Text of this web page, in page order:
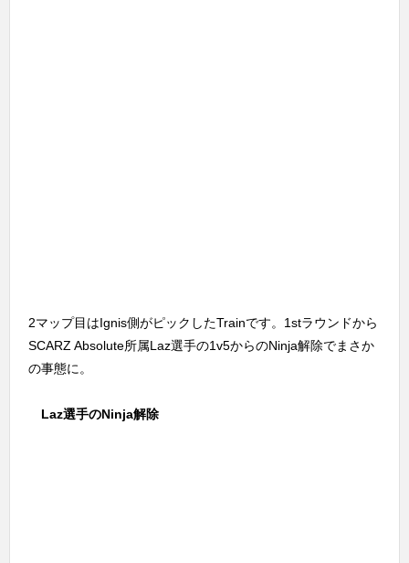
2マップ目はIgnis側がピックしたTrainです。1stラウンドから
SCARZ Absolute所属Laz選手の1v5からのNinja解除でまさか
の事態に。
Laz選手のNinja解除